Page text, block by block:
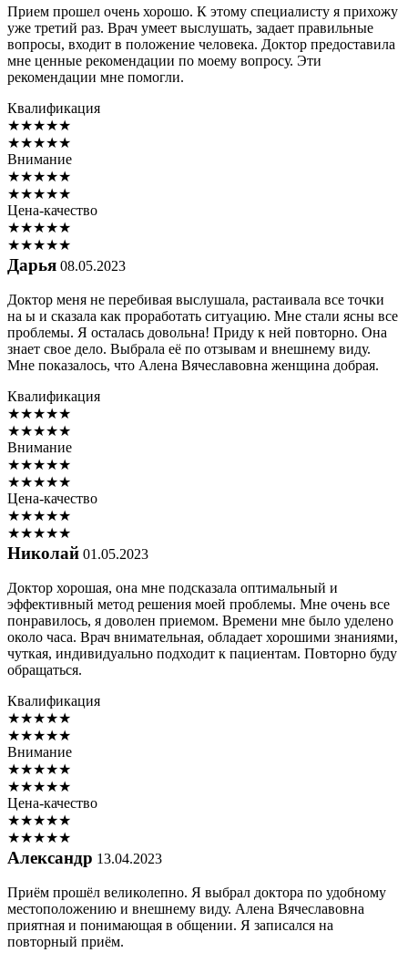
Прием прошел очень хорошо. К этому специалисту я прихожу
уже третий раз. Врач умеет выслушать, задает правильные
вопросы, входит в положение человека. Доктор предоставила
мне ценные рекомендации по моему вопросу. Эти
рекомендации мне помогли.
Квалификация
★★★★★
★★★★★
Внимание
★★★★★
★★★★★
Цена-качество
★★★★★
★★★★★
Дарья 08.05.2023
Доктор меня не перебивая выслушала, растаивала все точки
на ы и сказала как проработать ситуацию. Мне стали ясны все
проблемы. Я осталась довольна! Приду к ней повторно. Она
знает свое дело. Выбрала её по отзывам и внешнему виду.
Мне показалось, что Алена Вячеславовна женщина добрая.
Квалификация
★★★★★
★★★★★
Внимание
★★★★★
★★★★★
Цена-качество
★★★★★
★★★★★
Николай 01.05.2023
Доктор хорошая, она мне подсказала оптимальный и
эффективный метод решения моей проблемы. Мне очень все
понравилось, я доволен приемом. Времени мне было уделено
около часа. Врач внимательная, обладает хорошими знаниями,
чуткая, индивидуально подходит к пациентам. Повторно буду
обращаться.
Квалификация
★★★★★
★★★★★
Внимание
★★★★★
★★★★★
Цена-качество
★★★★★
★★★★★
Александр 13.04.2023
Приём прошёл великолепно. Я выбрал доктора по удобному
местоположению и внешнему виду. Алена Вячеславовна
приятная и понимающая в общении. Я записался на
повторный приём.